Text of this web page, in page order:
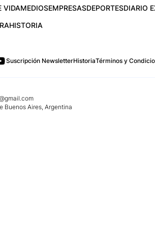
VIDAMEDIOSEMPRESASDEPORTESDIARIO
HISTORIA
Suscripción NewsletterHistoriaTérminos y
Buenos Aires, Argentina